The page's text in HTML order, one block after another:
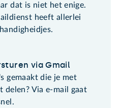
dat is niet het enige.
heeft allerlei
via Gmail
gemaakt die je met
delen? Via e-mail gaat